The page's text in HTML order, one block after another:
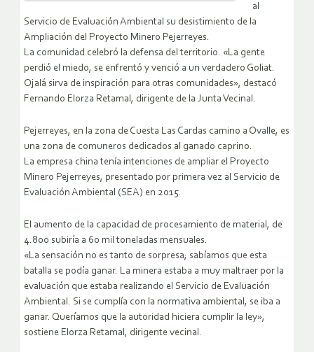
al
Servicio de Evaluación Ambiental su desistimiento de la
Ampliación del Proyecto Minero Pejerreyes.
La comunidad celebró la defensa del territorio. «La gente
perdió el miedo, se enfrentó y venció a un verdadero Goliat.
Ojalá sirva de inspiración para otras comunidades», destacó
Fernando Elorza Retamal, dirigente de la Junta Vecinal.
Pejerreyes, en la zona de Cuesta Las Cardas camino a Ovalle, es
una zona de comuneros dedicados al ganado caprino.
La empresa china tenía intenciones de ampliar el Proyecto
Minero Pejerreyes, presentado por primera vez al Servicio de
Evaluación Ambiental (SEA) en 2015.
El aumento de la capacidad de procesamiento de material, de
4.800 subiría a 60 mil toneladas mensuales.
«La sensación no es tanto de sorpresa; sabíamos que esta
batalla se podía ganar. La minera estaba a muy maltraer por la
evaluación que estaba realizando el Servicio de Evaluación
Ambiental. Si se cumplía con la normativa ambiental, se iba a
ganar. Queríamos que la autoridad hiciera cumplir la ley»,
sostiene Elorza Retamal, dirigente vecinal.